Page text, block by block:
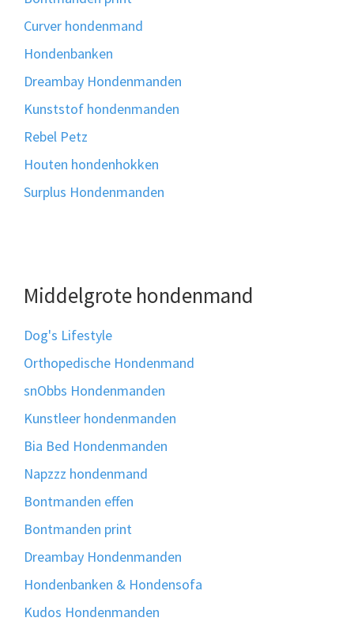
Curver hondenmand
Hondenbanken
Dreambay Hondenmanden
Kunststof hondenmanden
Rebel Petz
Houten hondenhokken
Surplus Hondenmanden
Middelgrote hondenmand
Dog's Lifestyle
Orthopedische Hondenmand
snObbs Hondenmanden
Kunstleer hondenmanden
Bia Bed Hondenmanden
Napzzz hondenmand
Bontmanden effen
Bontmanden print
Dreambay Hondenmanden
Hondenbanken & Hondensofa
Kudos Hondenmanden